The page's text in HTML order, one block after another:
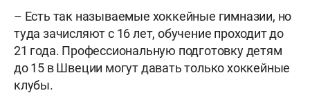
– Есть так называемые хоккейные гимназии, но
туда зачисляют с 16 лет, обучение проходит до
21 года. Профессиональную подготовку детям
до 15 в Швеции могут давать только хоккейные
клубы.